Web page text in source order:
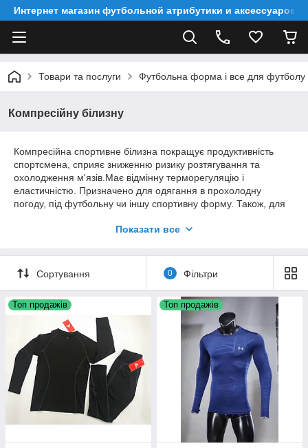
Интернет магазин футбольной атрибутики и аксессуаров
Товари та послуги Футбольна форма і все для футболу
Компресійну білизну
Компресійна спортивне білизна покращує продуктивність
спортсмена, сприяє зниженню ризику розтягування та
охолодження м'язів.Має відмінну терморегуляцію і
еластичністю. Призначено для одягання в прохолодну
погоду, під футбольну чи іншу спортивну форму. Також, для
більше кисню і поживних речовин.
Одним словом, дуже потрібна річ при аматорському та
професійному відношенні до спорту.
Можливо Вас цікавить
термобілизну на холодну погоду
? Тоді
можете звернути увагу на даний товар,перейшовши за
посиланням
https://trener-ua.com/g15393220-termobelyo
Показати все
Сортування 0 Фільтри
Топ продажів Топ продажів